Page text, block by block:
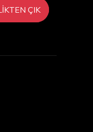
ÇIK